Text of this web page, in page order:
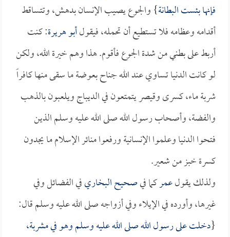
فإنها بئست البطانة} والجوع يصيب الإنسان بدهش، وتتساقط
أقدامه وعظامه فلا تستطيع أن تحمله، فيقولأبو هريرة: كنت
أربط على بطني من شدة الجوع فأقوم. هذا وهم خيرة الله، ولكن
لو كانت الدنيا تساوي عند الله جناح بعوضة ما سقى منها كافراً
شربة ماء، كسرى وقيصر يتمتعون في الديباج ويلعبون بالذهب
والفضة، وأصحاب رسول الله صلى الله عليه وسلم الذين
فتحوا الدنيا وعلموا الإنسانية ورفعوا منائر الإسلام ما يجدون
كسرة خبز من شعير.
ولذلك يقولعمركما فيصحيح البخاريفي الفضائل وفي
غيرها، وأورده في الإيلاء وفي أزواجه صلى الله عليه وسلم قال:
{دخلت على رسول الله صلى الله عليه وسلم وهو في مشربة،